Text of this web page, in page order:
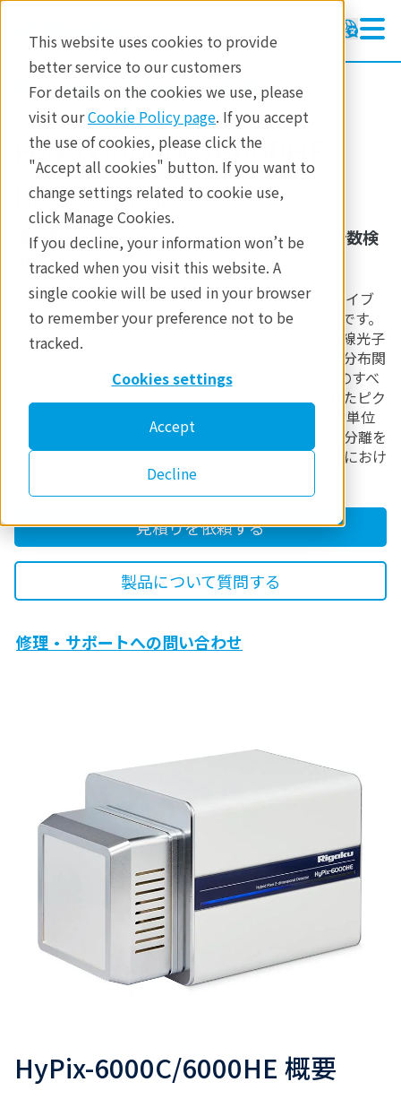
This website uses cookies to provide
better service to our customers
For details on the cookies we use, please
visit ourCookie Policy page. If you accept
the use of cookies, please click the
"Accept all cookies" button. If you want to
change settings related to cookie use,
click Manage Cookies.
If you decline, your information won’t be
tracked when you visit this website. A
single cookie will be used in your browser
to remember your preference not to be
tracked.
Cookies settings
Accept
Decline
製品 要素部品 検出器
HyPix-6000C/6000HE
HPCX線検出器
単結晶X線回折用の大面積ハイブリッド光子計数検
出器
HyPix-6000は、Rigaku Oxford Diffractionが誇るハイブ
リッド・フォトン・カウンティング（HPC）検出器です。
HyPix-6000は、HPCとしての特徴、すなわち、①X線光子
直接計数機能、②ピクセル単位でのシャープな点像分布関
数形状、③暗電流ノイズ、及び読み取りノイズ0、のすべ
てを有するのみならず、実験室回折計に最適化されたピク
セルサイズ（100μm）を採用することにより、巨大単位
格子結晶の測定において必須となるスポット同士の分離を
達成すると同時に、これと相反する低シグナル条件におけ
るピクセル当たりの計数向上をも確保しました。
見積りを依頼する
製品について質問する
修理・サポートへの問い合わせ
HyPix-6000C/6000HE 概要